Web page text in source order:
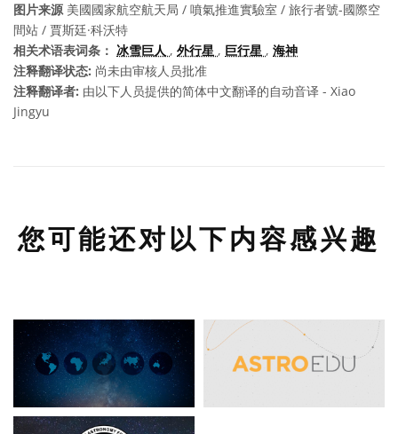
图片来源美國國家航空航天局 / 噴氣推進實驗室 / 旅行者號-國際空
間站 / 賈斯廷·科沃特
相关术语表词条： 冰雪巨人 , 外行星 , 巨行星 , 海神
注释翻译状态: 尚未由审核人员批准
注释翻译者: 由以下人员提供的简体中文翻译的自动音译 - Xiao
Jingyu
您可能还对以下内容感兴趣